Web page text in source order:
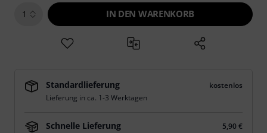
1 IN DEN WARENKORB
Standardlieferung
kostenlos
Lieferung in ca. 1-3 Werktagen
Schnelle Lieferung
5,90 €